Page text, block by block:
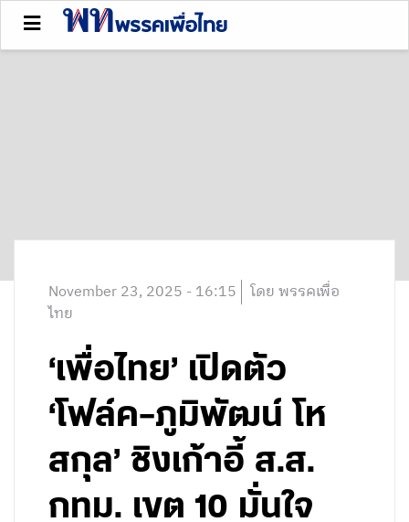
November 23, 2025 - 16:15 โดย พรรคเพื่อ
ไทย
‘เพื่อไทย’ เปิดตัว
‘โฟล์ค–ภูมิพัฒน์ โห
สกุล’ ชิงเก้าอี้ ส.ส.
กทม. เขต 10 มั่นใจ